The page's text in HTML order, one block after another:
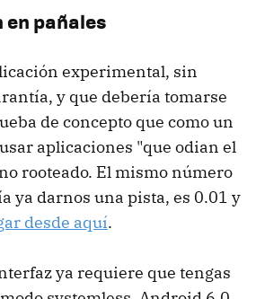
pañales
experimental, sin
y que debería tomarse
de concepto que como un
aplicaciones "que odian el
rooteado. El mismo número
ya darnos una pista, es 0.01 y
desde aquí.
ya requiere que tengas